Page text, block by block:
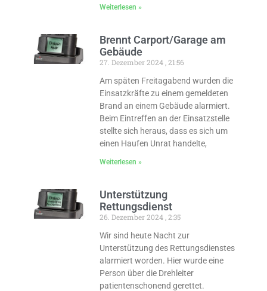
Weiterlesen »
Brennt Carport/Garage am
Gebäude
27. Dezember 2024 21:56
Am späten Freitagabend wurden die
Einsatzkräfte zu einem gemeldeten
Brand an einem Gebäude alarmiert.
Beim Eintreffen an der Einsatzstelle
stellte sich heraus, dass es sich um
einen Haufen Unrat handelte,
Weiterlesen »
Unterstützung
Rettungsdienst
26. Dezember 2024 2:35
Wir sind heute Nacht zur
Unterstützung des Rettungsdienstes
alarmiert worden. Hier wurde eine
Person über die Drehleiter
patientenschonend gerettet.